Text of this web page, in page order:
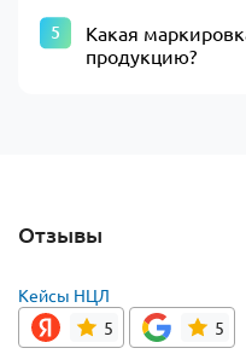
Какая
продукцию?
Отзывы
Кейсы НЦЛ
5
5